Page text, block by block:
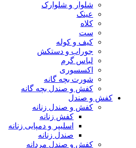
شلوار و شلوارک
عینک
کلاه
ست
کیف و کوله
جوراب و دستکش
لباس گرم
اکسسوری
شورت بچه گانه
کفش و صندل بچه گانه
کفش و صندل
کفش و صندل زنانه
کفش زنانه
اسلیپر و دمپایی زنانه
صندل زنانه
کفش و صندل مردانه